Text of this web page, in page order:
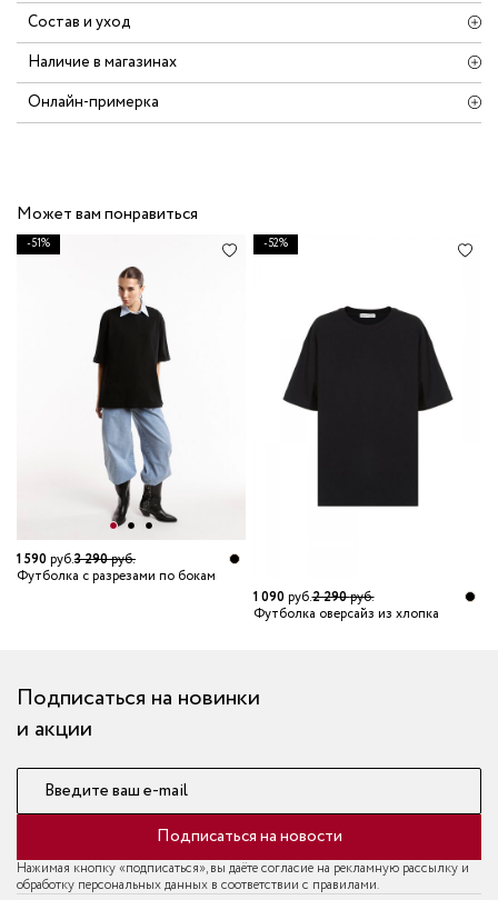
Состав и уход
Наличие в магазинах
Онлайн-примерка
Может вам понравиться
-51%
1 590руб.3 290руб.
Футболка с разрезами по бокам
-52%
1 090руб.2 290руб.
Футболка оверсайз из хлопка
Подписаться на новинки
и акции
Введите ваш e-mail
Подписаться на новости
Нажимая кнопку «подписаться», вы даёте согласие на рекламную рассылку и
обработку персональных данных в соответствии с правилами.